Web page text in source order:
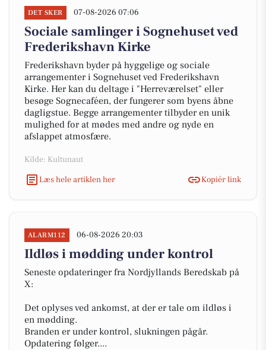
DET SKER 07-08-2026 07:06
Sociale samlinger i Sognehuset ved
Frederikshavn Kirke
Frederikshavn byder på hyggelige og sociale
arrangementer i Sognehuset ved Frederikshavn
Kirke. Her kan du deltage i "Herreværelset" eller
besøge Sognecaféen, der fungerer som byens åbne
dagligstue. Begge arrangementer tilbyder en unik
mulighed for at mødes med andre og nyde en
afslappet atmosfære.
Kilde: Kultunaut
Læs hele artiklen her
Kopiér link
ALARM112 06-08-2026 20:03
Ildløs i mødding under kontrol
Seneste opdateringer fra Nordjyllands Beredskab på
X:
Det oplyses ved ankomst, at der er tale om ildløs i
en mødding.
Branden er under kontrol, slukningen pågår.
Opdatering følger....